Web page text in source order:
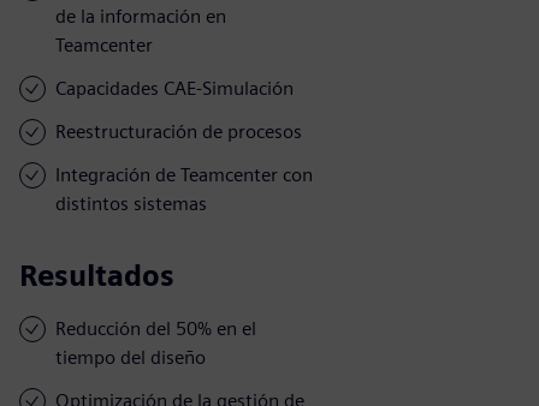
de la información en
Teamcenter
Capacidades CAE-Simulación
Reestructuración de procesos
Integración de Teamcenter con
distintos sistemas
Resultados
Reducción del 50% en el
tiempo del diseño
Optimización de la gestión de